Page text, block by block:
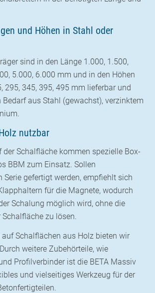
und Höhen in Stahl oder
sind in den Länge 1.000, 1.500,
5.000, 6.000 mm und in den Höhen
295, 345, 395, 495 mm lieferbar und
Bedarf aus Stahl (gewachst), verzinktem
nutzbar
der Schalfläche kommen spezielle Box-
BBM zum Einsatz. Sollen
Serie gefertigt werden, empfiehlt sich
für die Magnete, wodurch
Schalung möglich wird, ohne die
zu lösen.
auf Schalflächen aus Holz bieten wir
weitere Zubehörteile, wie
Profilverbinder ist die BETA Massiv
und vielseitiges Werkzeug für der